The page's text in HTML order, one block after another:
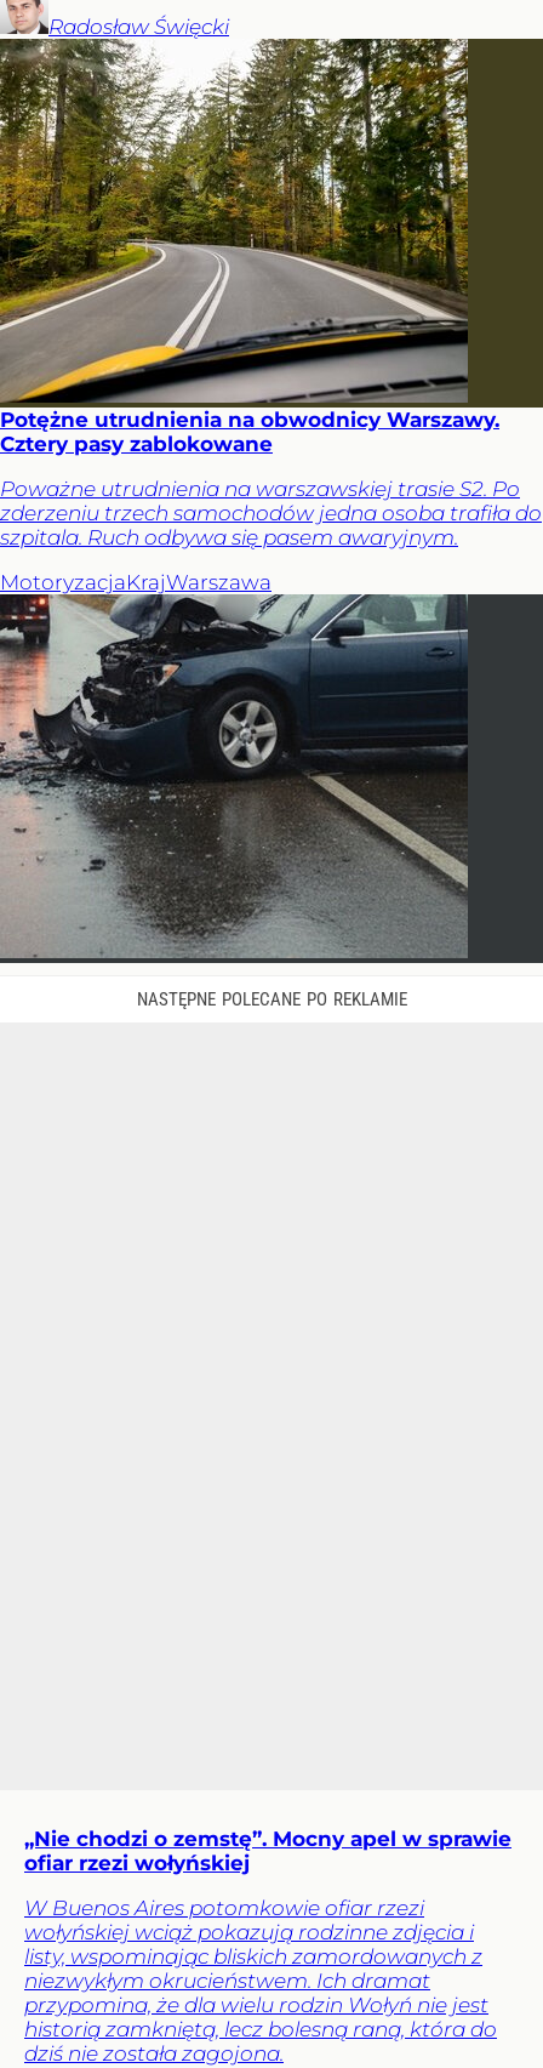
Radosław Święcki
Potężne utrudnienia na obwodnicy Warszawy.
Cztery pasy zablokowane
Poważne utrudnienia na warszawskiej trasie S2. Po
zderzeniu trzech samochodów jedna osoba trafiła do
szpitala. Ruch odbywa się pasem awaryjnym.
MotoryzacjaKrajWarszawa
„Nie chodzi o zemstę”. Mocny apel w sprawie
ofiar rzezi wołyńskiej
W Buenos Aires potomkowie ofiar rzezi
wołyńskiej wciąż pokazują rodzinne zdjęcia i
listy, wspominając bliskich zamordowanych z
niezwykłym okrucieństwem. Ich dramat
przypomina, że dla wielu rodzin Wołyń nie jest
historią zamkniętą, lecz bolesną raną, która do
dziś nie została zagojona.